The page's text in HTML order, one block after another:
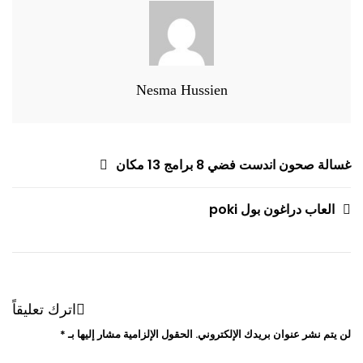
Nesma Hussien
تصفّح
المقالات
غسالة صحون اندست فضي 8 برامج 13 مكان
العاب دراغون بول poki
اترك تعليقاً
لن يتم نشر عنوان بريدك الإلكتروني. الحقول الإلزامية مشار إليها بـ*